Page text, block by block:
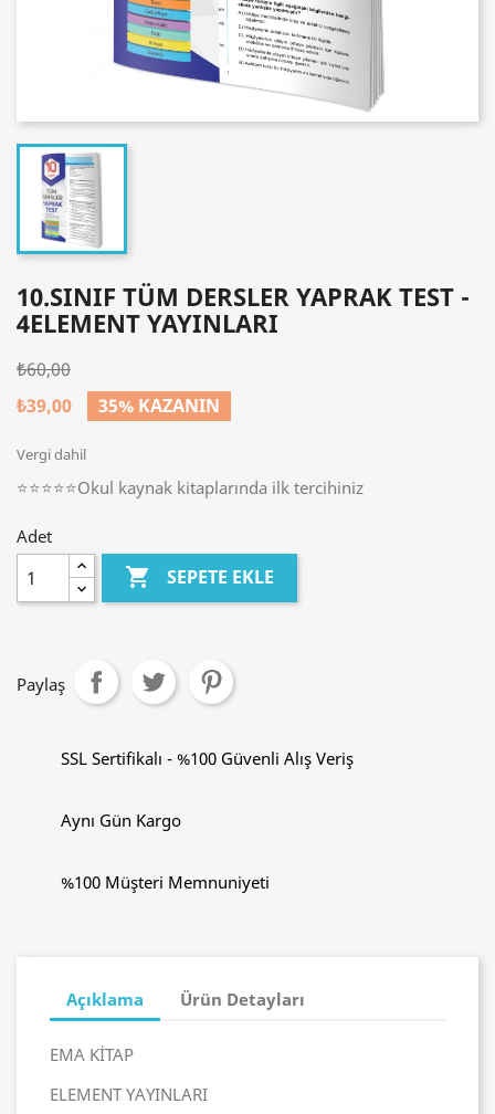
10.SINIF TÜM DERSLER YAPRAK TEST -
4ELEMENT YAYINLARI
₺60,00
₺39,00
35% KAZANIN
Vergi dahil
⭐⭐⭐⭐⭐Okul kaynak kitaplarında ilk tercihiniz
Adet
 SEPETE EKLE
Paylaş
SSL Sertifikalı - %100 Güvenli Alış Veriş
Aynı Gün Kargo
%100 Müşteri Memnuniyeti
Açıklama Ürün Detayları
EMA KİTAP
ELEMENT YAYINLARI